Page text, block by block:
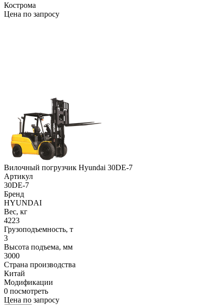
Кострома
Цена по запросу
Вилочный погрузчик Hyundai 30DE-7
Артикул
30DE-7
Бренд
HYUNDAI
Вес, кг
4223
Грузоподъемность, т
3
Высота подъема, мм
3000
Страна производства
Китай
Модификации
0 посмотреть
Цена по запросу